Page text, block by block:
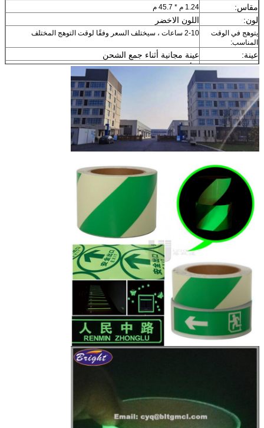
مقاس:
1.24 م * 45.7 م
لون: اللون الاخضر
يتوهج في الوقت
المناسب:
2-10 ساعات ، سيختلف السعر وفقًا لوقت التوهج المختلف
عينة:
عينة مجانية أثناء جمع الشحن
توصيل
7 أيام ، حسب كمية الطلب